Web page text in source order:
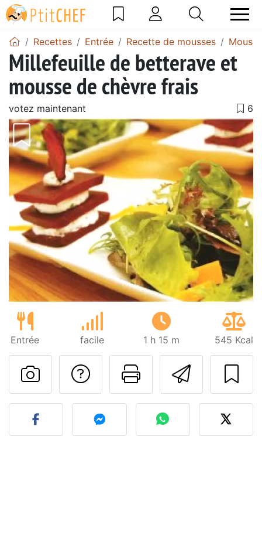
Recettes Entrée Recette de mousses
Millefeuille de betterave et
mousse de chèvre frais
votez maintenant
Entrée facile 1 h 15 m 545 Kcal
Imprimer
Poser une
Publier votre photo de